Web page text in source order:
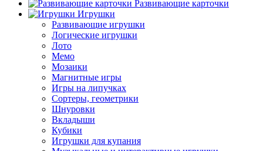
Развивающие карточки
Игрушки
Развивающие игрушки
Логические игрушки
Лото
Мемо
Мозаики
Магнитные игры
Игры на липучках
Сортеры, геометрики
Шнуровки
Вкладыши
Кубики
Игрушки для купания